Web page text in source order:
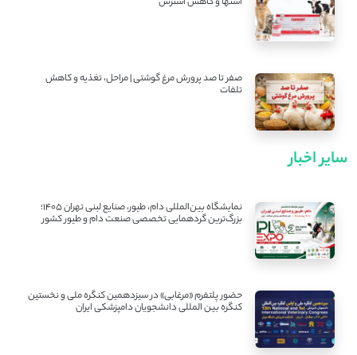
صفر تا صد پرورش مرغ گوشتی | مراحل، تغذیه و کاهش
تلفات
سایر اخبار
نمایشگاه بین‌المللی دام، طیور، صنایع لبنی تهران ۱۴۰۵؛
بزرگ‌ترین گردهمایی تخصصی صنعت دام و طیور کشور
حضور پلتفرم «مرغابی» در سیزدهمین کنگره ملی و نخستین
کنگره بین ‌المللی دانشجویان دامپزشکی ایران